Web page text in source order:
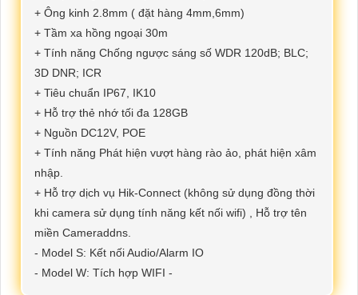
+ Ông kinh 2.8mm ( đặt hàng 4mm,6mm)
+ Tầm xa hồng ngoại 30m
+ Tính năng Chống ngược sáng số WDR 120dB; BLC;
3D DNR; ICR
+ Tiêu chuẩn IP67, IK10
+ Hỗ trợ thẻ nhớ tối đa 128GB
+ Nguồn DC12V, POE
+ Tính năng Phát hiện vượt hàng rào ảo, phát hiện xâm
nhập.
+ Hỗ trợ dịch vụ Hik-Connect (không sử dụng đồng thời
khi camera sử dụng tính năng kết nối wifi) , Hỗ trợ tên
miền Cameraddns.
- Model S: Kết nối Audio/Alarm IO
- Model W: Tích hợp WIFI -